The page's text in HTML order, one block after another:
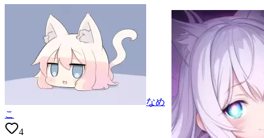
なめ
こ
4